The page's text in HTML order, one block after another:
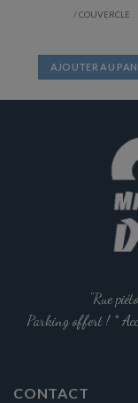
/ COUVERCLE
AJOUTER AU
"Rue
Parking offert ! *
CONTACT